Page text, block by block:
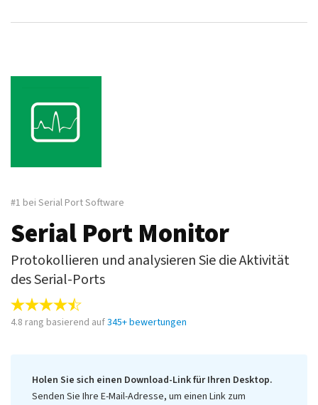
#1 bei Serial Port Software
Serial Port Monitor
Protokollieren und analysieren Sie die Aktivität
des Serial-Ports
4.8 rang basierend auf345+ bewertungen
Holen Sie sich einen Download-Link für Ihren Desktop.
Senden Sie Ihre E-Mail-Adresse, um einen Link zum